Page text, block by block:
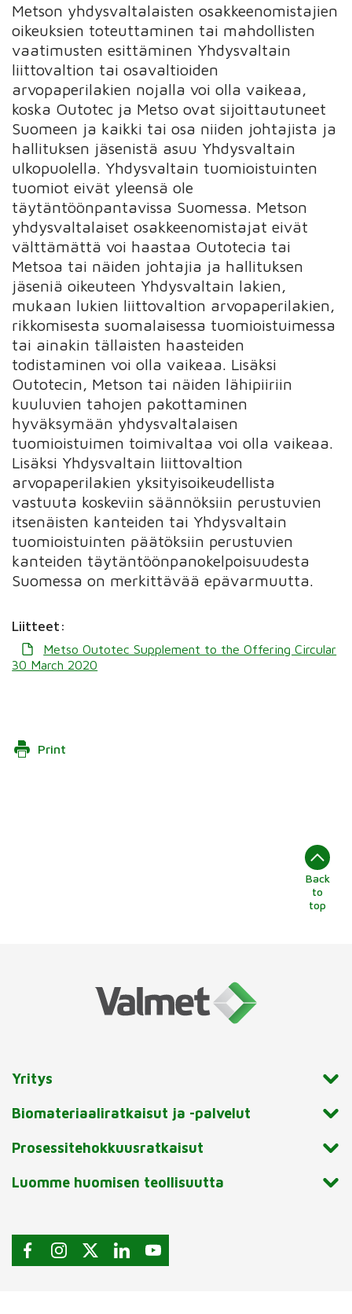
Metson yhdysvaltalaisten osakkeenomistajien
oikeuksien toteuttaminen tai mahdollisten
vaatimusten esittäminen Yhdysvaltain
liittovaltion tai osavaltioiden
arvopaperilakien nojalla voi olla vaikeaa,
koska Outotec ja Metso ovat sijoittautuneet
Suomeen ja kaikki tai osa niiden johtajista ja
hallituksen jäsenistä asuu Yhdysvaltain
ulkopuolella. Yhdysvaltain tuomioistuinten
tuomiot eivät yleensä ole
täytäntöönpantavissa Suomessa. Metson
yhdysvaltalaiset osakkeenomistajat eivät
välttämättä voi haastaa Outotecia tai
Metsoa tai näiden johtajia ja hallituksen
jäseniä oikeuteen Yhdysvaltain lakien,
mukaan lukien liittovaltion arvopaperilakien,
rikkomisesta suomalaisessa tuomioistuimessa
tai ainakin tällaisten haasteiden
todistaminen voi olla vaikeaa. Lisäksi
Outotecin, Metson tai näiden lähipiiriin
kuuluvien tahojen pakottaminen
hyväksymään yhdysvaltalaisen
tuomioistuimen toimivaltaa voi olla vaikeaa.
Lisäksi Yhdysvaltain liittovaltion
arvopaperilakien yksityisoikeudellista
vastuuta koskeviin säännöksiin perustuvien
itsenäisten kanteiden tai Yhdysvaltain
tuomioistuinten päätöksiin perustuvien
kanteiden täytäntöönpanokelpoisuudesta
Suomessa on merkittävää epävarmuutta.
Liitteet:
Metso Outotec Supplement to the Offering Circular
30 March 2020
Print
Back
to
top
Yritys
Biomateriaaliratkaisut ja -palvelut
Prosessitehokkuusratkaisut
Luomme huomisen teollisuutta